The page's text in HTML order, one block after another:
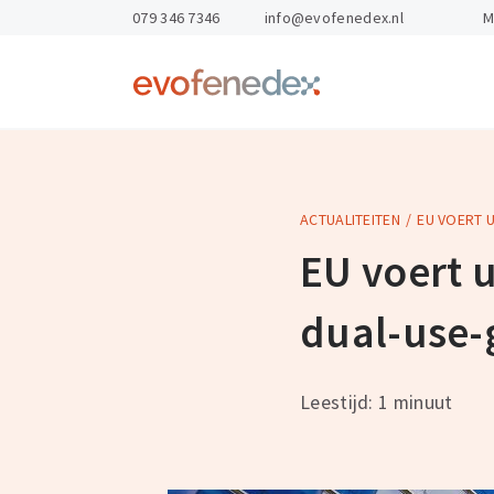
Return
Kennis & Advies Gevaarlijke
Arbo &
Magazijnen
079 346 7346 info@evofenedex.nl
ACTUALITEITEN EU VOERT
EU voert
dual-
Leestijd: 1 minuut